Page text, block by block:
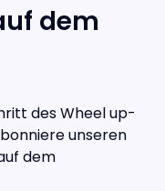
dem
des Wheel up-
unseren
dem